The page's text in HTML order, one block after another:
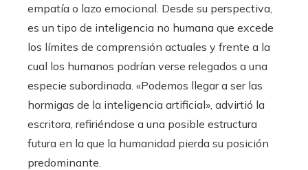
empatía o lazo emocional. Desde su perspectiva,
es un tipo de inteligencia no humana que excede
los límites de comprensión actuales y frente a la
cual los humanos podrían verse relegados a una
especie subordinada. «Podemos llegar a ser las
hormigas de la inteligencia artificial», advirtió la
escritora, refiriéndose a una posible estructura
futura en la que la humanidad pierda su posición
predominante.